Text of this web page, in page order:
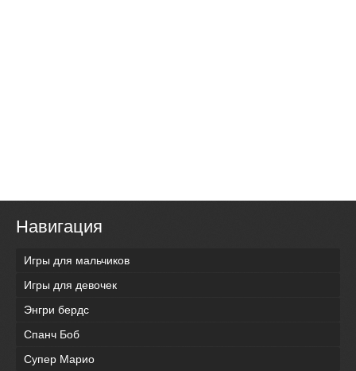
Навигация
Игры для мальчиков
Игры для девочек
Энгри бердс
Спанч Боб
Супер Марио